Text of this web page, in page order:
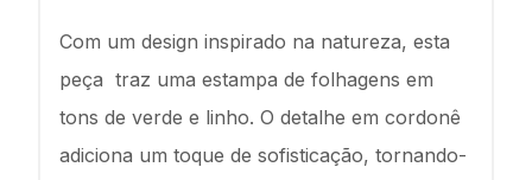
Com um design inspirado na natureza, esta
peça traz uma estampa de folhagens em
tons de verde e linho. O detalhe em cordonê
adiciona um toque de sofisticação, tornando-